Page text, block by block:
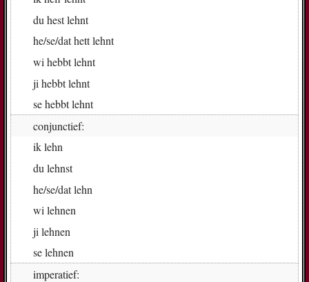
du hest lehnt
he/se/dathett lehnt
wi hebbt lehnt
ji hebbt lehnt
sehebbt lehnt
conjunctief:
iklehn
du lehnst
he/se/datlehn
wi leh­nen
ji leh­nen
seleh­nen
imperatief: